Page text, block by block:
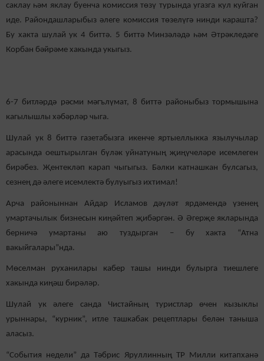
саклау һәм яклау буенча комиссия төзү турында угазга кул куйган
иде. Райондашларыбыз әлеге комиссия төзелүгә нинди карашта?
Бу хакта шулай ук 4 биттә. 5 биттә Минзәләдә һәм Әтрәкледәге
Корбан бәйрәме хакында укыгыз.
6-7 битләрдә рәсми мәгълүмат, 8 биттә районыбыз тормышына
кагылышлы хәбәрләр чыга.
Шулай ук 8 биттә газетабызга икенче яртыеллыкка язылучылар
арасында оештырылган бүләк уйнатуның җиңүчеләре исемлеген
бирәбез. Җентекләп карап чыгыгыз. Бәлки катнашкан булсагыз,
сезнең дә әлеге исемлектә булуыгыз ихтимал!
Арча районыннан Айдар Исламов дәүләт ярдәмендә үзенең
умартачылык бизнесын киңәйтеп җибәргән. Ә Әгерҗе якларында
берничә умартаны аю туздырган – бу хакта “Атна
вакыйгалары”нда.
Мөселман руханилары кабер ташы нинди булырга тиешлеге
хакында киңәш бирәләр.
Шулай ук әлеге санда Чистайның туристлар өчен кызыклы
урыннары, “курник”, итле ташкабак рецептлары белән таныша
аласыз.
“События недели” да Тәбрис Яруллинның ТР Милли китапханә